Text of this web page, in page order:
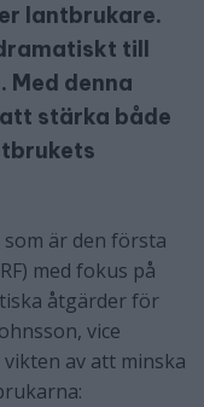
lantbrukare.
till
Med denna
stärka både
är den första
med fokus på
åtgärder för
vice
av att minska